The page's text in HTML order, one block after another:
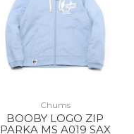
Chums
BOOBY LOGO ZIP
PARKA MS A019 SAX